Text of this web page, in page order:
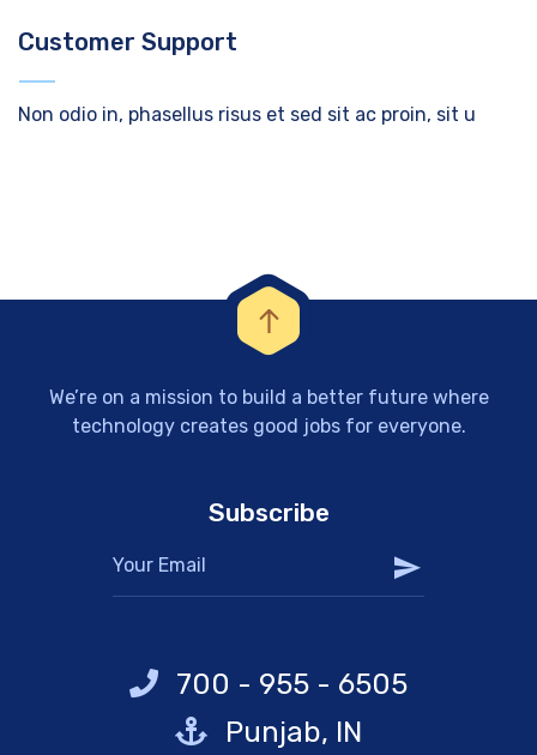
Customer Support
Non odio in, phasellus risus et sed sit ac proin, sit u
We’re on a mission to build a better future where
technology creates good jobs for everyone.
Subscribe
700 - 955 - 6505
Punjab, IN